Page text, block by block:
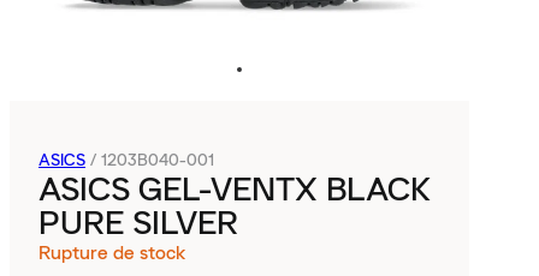
ASICS / 1203B040-001
ASICS GEL-VENTX BLACK
PURE SILVER
Rupture de stock